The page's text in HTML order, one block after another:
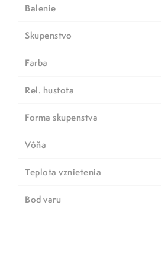
Balenie
Skupenstvo
Farba
Rel. hustota
Forma skupenstva
Vôňa
Teplota vznietenia
Bod varu